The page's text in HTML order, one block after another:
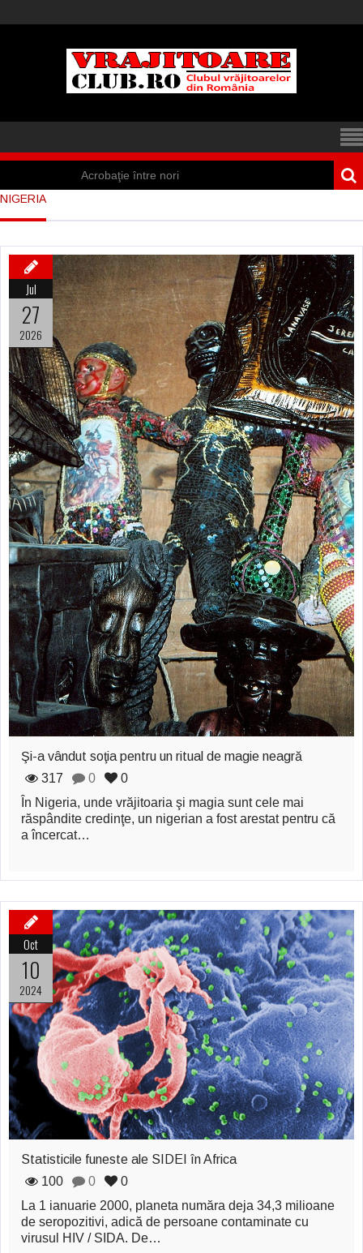
Acrobaţie între nori
Marea vânătoare
de vrăjitoare din
Suedia
Vrăjitoare
zburătoare în Mexic
Magia în Thailanda
Madona lacrimilor
din Siracusa
(Silcilia)
Uimitoarea viaţă a
Teresei Neumann
Derba, un oraş
misterios vizitat şi
de sfântul Petre
Vrăjitorul Merlin şi
regele Arthur
Şi-a vândut soţia
pentru un ritual de
NIGERIA
Jul
27
2026
Şi-a vândut soţia pentru un ritual de magie neagră
317
0
0
În Nigeria, unde vrăjitoaria şi magia sunt cele mai
răspândite credinţe, un nigerian a fost arestat pentru că
a încercat…
Oct
10
2024
Statisticile funeste ale SIDEI în Africa
100
0
0
La 1 ianuarie 2000, planeta număra deja 34,3 milioane
de seropozitivi, adică de persoane contaminate cu
virusul HIV / SIDA. De…